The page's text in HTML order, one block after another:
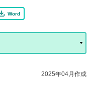
Word
2025年04月作成